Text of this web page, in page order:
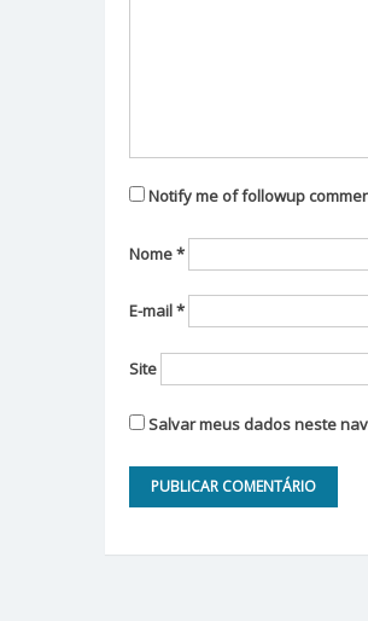
Notify me of followup
Nome*
E-mail*
Site
Salvar meus dados neste